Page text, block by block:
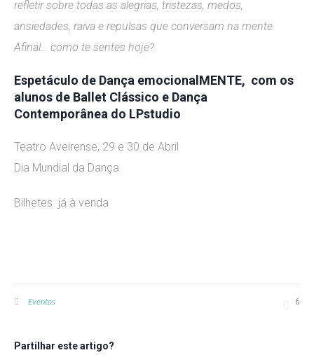
refletir sobre todas as alegrias, tristezas, medos,
ansiedades, raiva e repulsas que conversam na mente.
Afinal… como te sentes hoje?
Espetáculo de Dança emocionalMENTE, com os
alunos de Ballet Clássico e Dança
Contemporânea do LPstudio
Teatro Aveirense, 29 e 30 de Abril
Dia Mundial da Dança
Bilhetes já à venda
6
Eventos
Partilhar este artigo?